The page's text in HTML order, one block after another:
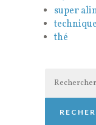
super
thé